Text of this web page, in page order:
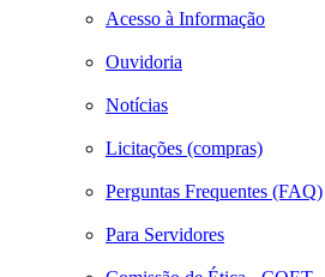
Acesso à Informação
Ouvidoria
Notícias
Licitações (compras)
Perguntas Frequentes (FAQ)
Para Servidores